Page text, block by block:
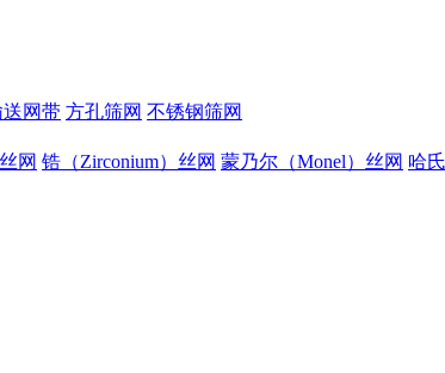
送网带 方孔筛网 不锈钢筛网
网 锆（Zirconium）丝网 蒙乃尔（Monel）丝网 哈